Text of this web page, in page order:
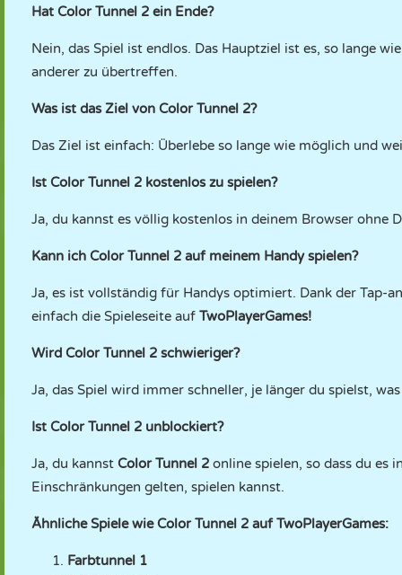
Hat Color Tunnel 2 ein Ende?
Nein, das Spiel ist endlos. Das Hauptziel ist es, so lange
anderer zu übertreffen.
Was ist das Ziel von Color Tunnel 2?
Das Ziel ist einfach: Überlebe so lange wie möglich und
Ist Color Tunnel 2 kostenlos zu spielen?
Ja, du kannst es völlig kostenlos in deinem Browser ohne
Kann ich Color Tunnel 2 auf meinem Handy spielen?
Ja, es ist vollständig für Handys optimiert. Dank der Tap-
einfach die Spieleseite auf TwoPlayerGames!
Wird Color Tunnel 2 schwieriger?
Ja, das Spiel wird immer schneller, je länger du spielst,
Ist Color Tunnel 2 unblockiert?
Ja, du kannst Color Tunnel 2 online spielen, so dass du es
Einschränkungen gelten, spielen kannst.
Ähnliche Spiele wie Color Tunnel 2 auf TwoPlayerGames:
Farbtunnel 1